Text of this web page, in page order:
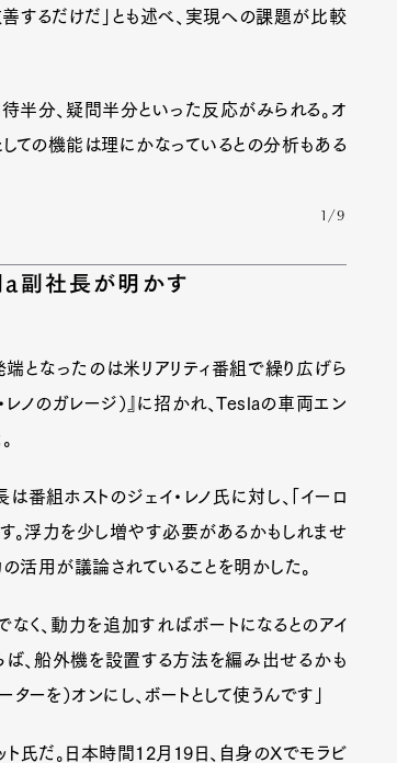
Cars Product
Culture
Lifestyle
善するだけだ」とも述べ、実現への課題が比較
半分、疑問半分といった反応がみられる。オ
しての機能は理にかなっているとの分析もある
1/9
副社長が明かす
となったのは米リアリティ番組で繰り広げら
ノのガレージ）』に招かれ、Teslaの車両エン
組ホストのジェイ・レノ氏に対し、「イーロ
す。浮力を少し増やす必要があるかもしれませ
活用が議論されていることを明かした。
く、動力を追加すればボートになるとのアイ
ば、船外機を設置する方法を編み出せるかも
ーを）オンにし、ボートとして使うんです」
氏だ。日本時間12月19日、自身のXでモラビ